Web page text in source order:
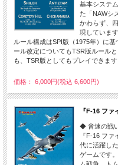
基本システ
た「NAWシ
かわらず、
現しています
ルール構成はSPI版（1975年）に
ール改定についてもTSR版ルール
も、TSR版としてもプレイできます
価格： 6,000円(税込 6,600円)
『F-16 フ
◆ 音速の戦
『F-16 フ
代に活躍し
ゲームです